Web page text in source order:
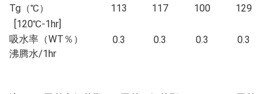
Tg（℃）
[120℃-1hr]
113 117 100 129
吸水率（WT％）
沸腾水/1hr
0.3 0.3 0.3 0.3